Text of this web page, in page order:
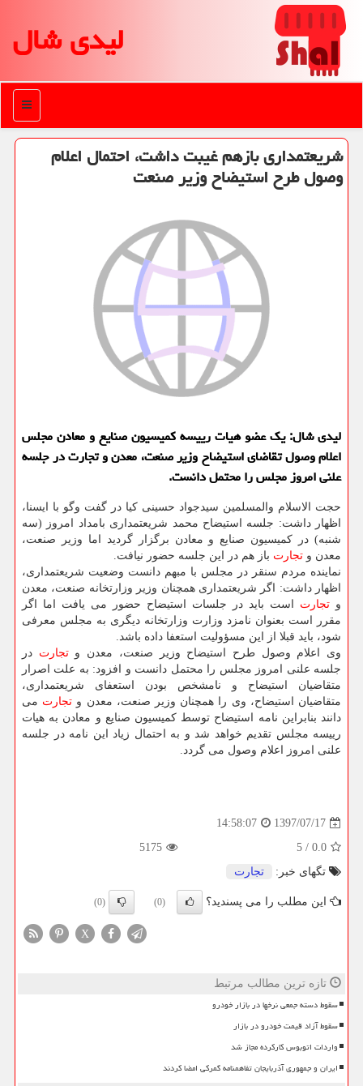
لیدی شال
منو
شریعتمداری بازهم غیبت داشت، احتمال اعلام
وصول طرح استیضاح وزیر صنعت
لیدی شال: یك عضو هیات رییسه كمیسیون صنایع و معادن مجلس
اعلام وصول تقاضای استیضاح وزیر صنعت، معدن و تجارت در جلسه
علنی امروز مجلس را محتمل دانست.
حجت الاسلام والمسلمین سیدجواد حسینی كیا در گفت وگو با ایسنا،
اظهار داشت: جلسه استیضاح محمد شریعتمداری بامداد امروز (سه
شنبه) در كمیسیون صنایع و معادن برگزار گردید اما وزیر صنعت،
معدن و تجارت باز هم در این جلسه حضور نیافت.
نماینده مردم سنقر در مجلس با مبهم دانست وضعیت شریعتمداری،
اظهار داشت: اگر شریعتمداری همچنان وزیر وزارتخانه صنعت، معدن
و تجارت است باید در جلسات استیضاح حضور می یافت اما اگر
مقرر است بعنوان نامزد وزارت وزارتخانه دیگری به مجلس معرفی
شود، باید قبلا از این مسؤولیت استعفا داده باشد.
وی اعلام وصول طرح استیضاح وزیر صنعت، معدن وتجارت در
جلسه علنی امروز مجلس را محتمل دانست و افزود: به علت اصرار
متقاضیان استیضاح و نامشخص بودن استعفای شریعتمداری،
متقاضیان استیضاح، وی را همچنان وزیر صنعت، معدن و تجارت می
دانند بنابراین نامه استیضاح توسط كمیسیون صنایع و معادن به هیات
رییسه مجلس تقدیم خواهد شد و به احتمال زیاد این نامه در جلسه
علنی امروز اعلام وصول می گردد.
1397/07/17
14:58:07
0.0
/
5
5175
تگهای خبر:
تجارت
این مطلب را می پسندید؟ (0)
(0)
X
تازه ترین مطالب مرتبط
سقوط دسته جمعی نرخها در بازار خودرو
سقوط آزاد قیمت خودرو در بازار
واردات اتوبوس کارکرده مجاز شد
ایران و جمهوری آذربایجان تفاهمنامه گمرکی امضا کردند